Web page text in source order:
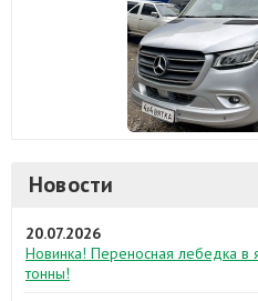
Новости
20.07.2026
Новинка! Переносная лебедка в
тонны!